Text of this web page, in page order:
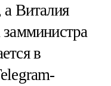
Виталия
в